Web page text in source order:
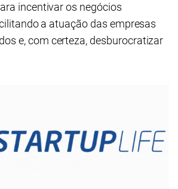
incentivar os negócios
a atuação das empresas
e, com certeza, desburocratizar